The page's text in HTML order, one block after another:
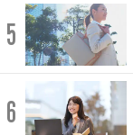
5
6